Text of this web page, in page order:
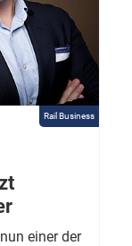
Rail Business
einer der